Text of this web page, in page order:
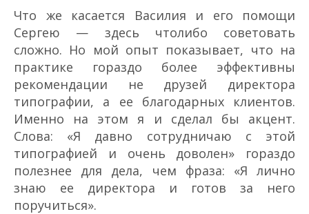
Что же касается Василия и его помощи
Сергею — здесь что­либо советовать
сложно. Но мой опыт показывает, что на
практике гораздо более эффективны
рекомендации не друзей директора
типографии, а ее благодарных клиентов.
Именно на этом я и сделал бы акцент.
Слова: «Я давно сотрудничаю с этой
типографией и очень доволен» гораздо
полезнее для дела, чем фраза: «Я лично
знаю ее директора и готов за него
поручиться».